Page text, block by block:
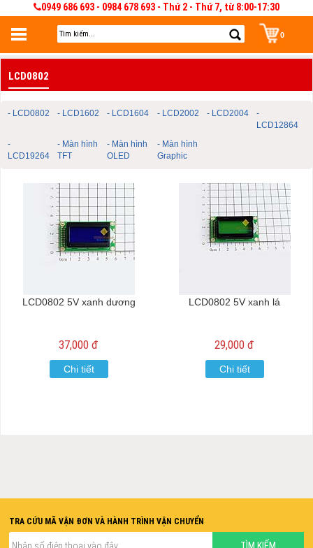
0949 686 693 - 0984 678 693 - Thứ 2 - Thứ 7, từ 8:00-17:30
0
Đăng nhập
Đăng nhập để lưu giỏ hàng 30 ngày. Có thể sửa và quản lý giỏ hàng và đơn
hàng
LCD0802
- LCD0802 - LCD1602 - LCD1604 - LCD2002 - LCD2004
-
LCD12864
-
LCD19264
- Màn hình
TFT
- Màn hình
OLED
- Màn hình
Graphic
LCD0802 5V xanh dương
37,000 đ
Chi tiết
LCD0802 5V xanh lá
29,000 đ
Chi tiết
TRA CỨU MÃ VẬN ĐƠN VÀ HÀNH TRÌNH VẬN CHUYỂN